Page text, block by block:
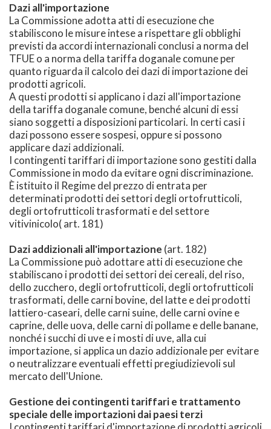
Dazi all'importazione
La Commissione adotta atti di esecuzione che
stabiliscono le misure intese a rispettare gli obblighi
previsti da accordi internazionali conclusi a norma del
TFUE o a norma della tariffa doganale comune per
quanto riguarda il calcolo dei dazi di importazione dei
prodotti agricoli.
A questi prodotti si applicano i dazi all'importazione
della tariffa doganale comune, benché alcuni di essi
siano soggetti a disposizioni particolari. In certi casi i
dazi possono essere sospesi, oppure si possono
applicare dazi addizionali.
I contingenti tariffari di importazione sono gestiti dalla
Commissione in modo da evitare ogni discriminazione.
È istituito il Regime del prezzo di entrata per
determinati prodotti dei settori degli ortofrutticoli,
degli ortofrutticoli trasformati e del settore
vitivinicolo( art. 181)
Dazi addizionali all'importazione (art. 182)
La Commissione può adottare atti di esecuzione che
stabiliscano i prodotti dei settori dei cereali, del riso,
dello zucchero, degli ortofrutticoli, degli ortofrutticoli
trasformati, delle carni bovine, del latte e dei prodotti
lattiero-caseari, delle carni suine, delle carni ovine e
caprine, delle uova, delle carni di pollame e delle banane,
nonché i succhi di uve e i mosti di uve, alla cui
importazione, si applica un dazio addizionale per evitare
o neutralizzare eventuali effetti pregiudizievoli sul
mercato dell'Unione.
Gestione dei contingenti tariffari e trattamento
speciale delle importazioni dai paesi terzi